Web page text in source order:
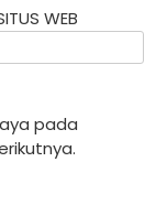
WEB
pada